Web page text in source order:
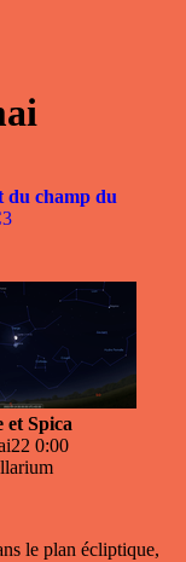
du champ du
et Spica
0:00
le plan écliptique,